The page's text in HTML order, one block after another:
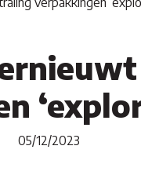
05/12/2023